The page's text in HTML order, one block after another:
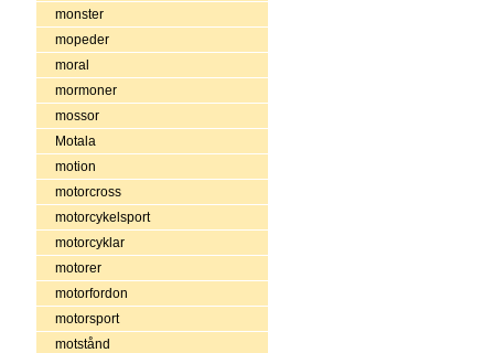
monster
mopeder
moral
mormoner
mossor
Motala
motion
motorcross
motorcykelsport
motorcyklar
motorer
motorfordon
motorsport
motstånd